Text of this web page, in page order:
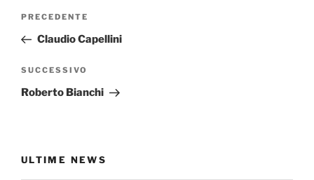
Navigazione
Articolo
precedente:
PRECEDENTE
Claudio Capellini
Articolo
successivo
SUCCESSIVO
Roberto Bianchi
ULTIME NEWS